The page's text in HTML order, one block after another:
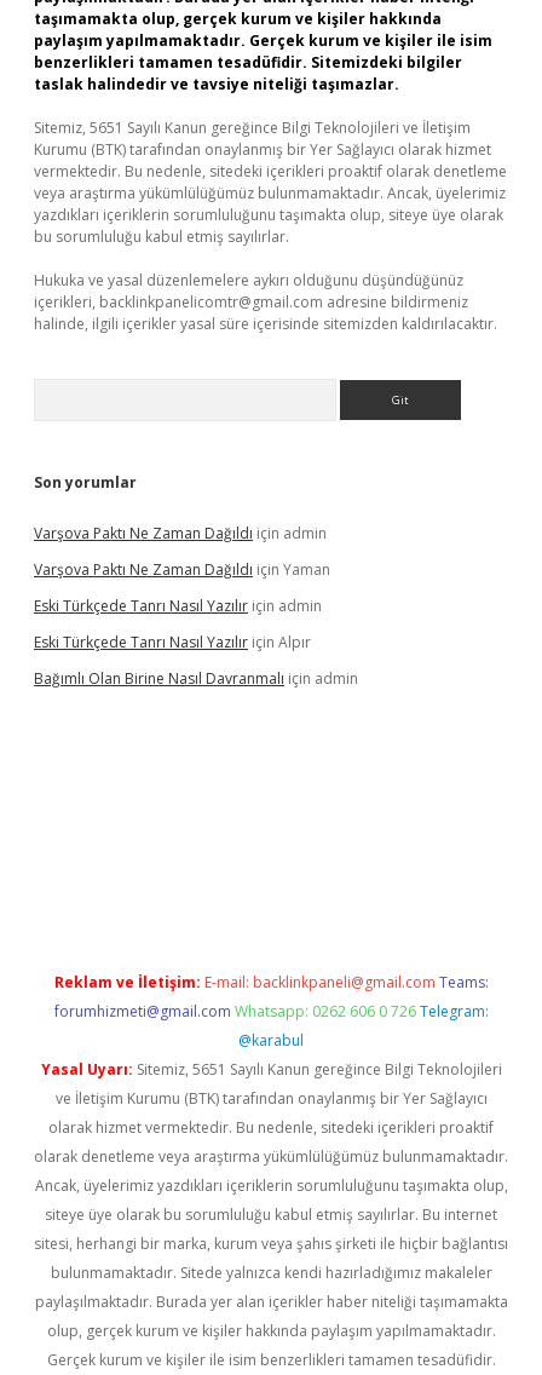
taşımamakta olup, gerçek kurum ve kişiler hakkında
paylaşım yapılmamaktadır. Gerçek kurum ve kişiler ile isim
benzerlikleri tamamen tesadüfidir. Sitemizdeki bilgiler
taslak halindedir ve tavsiye niteliği taşımazlar.
Sitemiz, 5651 Sayılı Kanun gereğince Bilgi Teknolojileri ve İletişim
Kurumu (BTK) tarafından onaylanmış bir Yer Sağlayıcı olarak hizmet
vermektedir. Bu nedenle, sitedeki içerikleri proaktif olarak denetleme
veya araştırma yükümlülüğümüz bulunmamaktadır. Ancak, üyelerimiz
yazdıkları içeriklerin sorumluluğunu taşımakta olup, siteye üye olarak
bu sorumluluğu kabul etmiş sayılırlar.
Hukuka ve yasal düzenlemelere aykırı olduğunu düşündüğünüz
içerikleri, backlinkpanelicomtr@gmail.com adresine bildirmeniz
halinde, ilgili içerikler yasal süre içerisinde sitemizden kaldırılacaktır.
Son yorumlar
Varşova Paktı Ne Zaman Dağıldı için admin
Varşova Paktı Ne Zaman Dağıldı için Yaman
Eski Türkçede Tanrı Nasıl Yazılır için admin
Eski Türkçede Tanrı Nasıl Yazılır için Alpır
Bağımlı Olan Birine Nasıl Davranmalı için admin
Reklam ve İletişim: E-mail: backlinkpaneli@gmail.com Teams:
forumhizmeti@gmail.com Whatsapp: 0262 606 0 726 Telegram:
@karabul
Yasal Uyarı: Sitemiz, 5651 Sayılı Kanun gereğince Bilgi Teknolojileri
ve İletişim Kurumu (BTK) tarafından onaylanmış bir Yer Sağlayıcı
olarak hizmet vermektedir. Bu nedenle, sitedeki içerikleri proaktif
olarak denetleme veya araştırma yükümlülüğümüz bulunmamaktadır.
Ancak, üyelerimiz yazdıkları içeriklerin sorumluluğunu taşımakta olup,
siteye üye olarak bu sorumluluğu kabul etmiş sayılırlar. Bu internet
sitesi, herhangi bir marka, kurum veya şahıs şirketi ile hiçbir bağlantısı
bulunmamaktadır. Sitede yalnızca kendi hazırladığımız makaleler
paylaşılmaktadır. Burada yer alan içerikler haber niteliği taşımamakta
olup, gerçek kurum ve kişiler hakkında paylaşım yapılmamaktadır.
Gerçek kurum ve kişiler ile isim benzerlikleri tamamen tesadüfidir.